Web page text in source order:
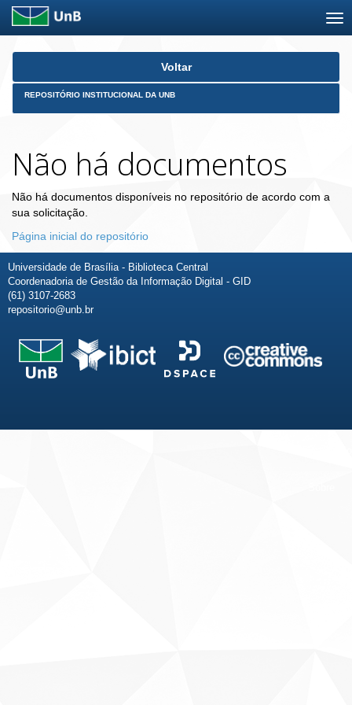
Skip
Voltar
REPOSITÓRIO INSTITUCIONAL DA UNB
Não há documentos
Não há documentos disponíveis no repositório de acordo com a
sua solicitação.
Página inicial do repositório
Universidade de Brasília - Biblioteca Central
Coordenadoria de Gestão da Informação Digital - GID
(61) 3107-2683
repositorio@unb.br